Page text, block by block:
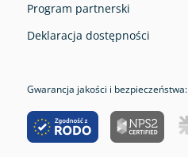
Program partnerski
Deklaracja dostępności
Gwarancja jakości i bezpieczeństwa: